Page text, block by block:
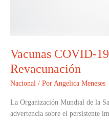
Vacunas COVID-
Revacunación
Nacional / Por Angelica Meneses
La Organización Mundial de la
advertencia sobre el persistente